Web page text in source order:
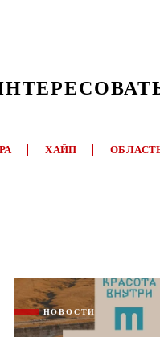
ХАЙП
НОВОСТИ